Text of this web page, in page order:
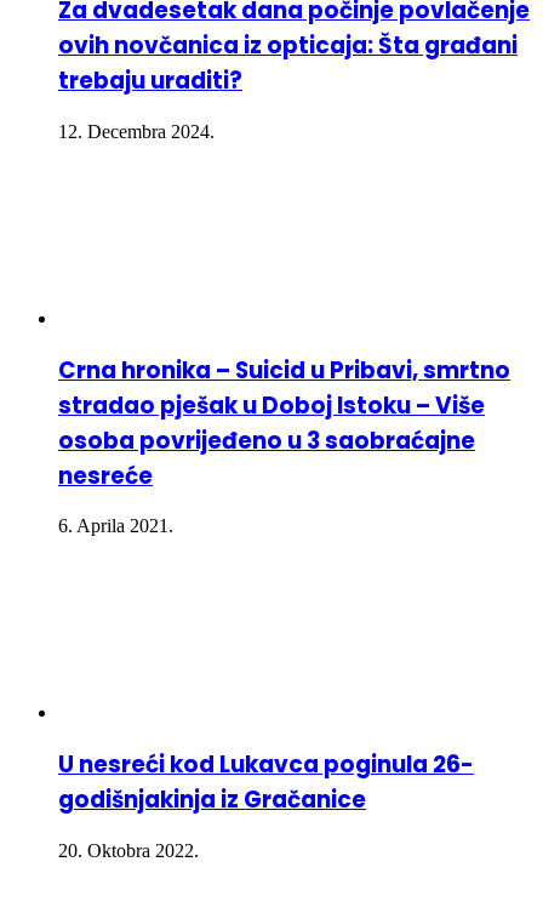
Za dvadesetak dana počinje povlačenje
ovih novčanica iz opticaja: Šta građani
trebaju uraditi?
12. Decembra 2024.
Crna hronika – Suicid u Pribavi, smrtno
stradao pješak u Doboj Istoku – Više
osoba povrijeđeno u 3 saobraćajne
nesreće
6. Aprila 2021.
U nesreći kod Lukavca poginula 26-
godišnjakinja iz Gračanice
20. Oktobra 2022.